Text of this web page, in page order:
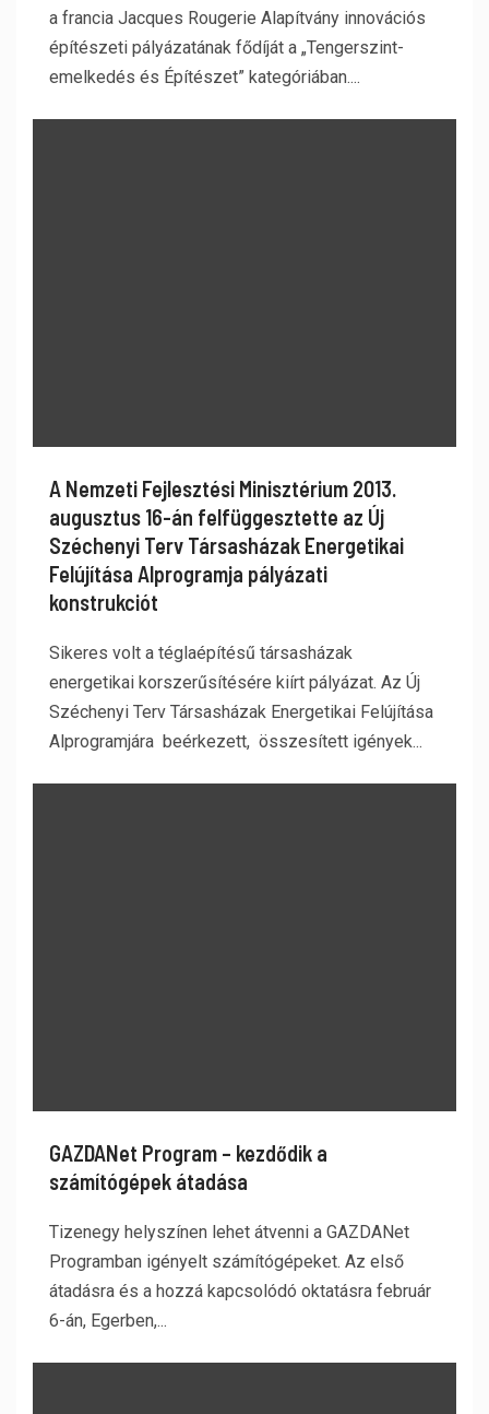
a francia Jacques Rougerie Alapítvány innovációs
építészeti pályázatának fődíját a „Tengerszint-
emelkedés és Építészet” kategóriában....
A Nemzeti Fejlesztési Minisztérium 2013.
augusztus 16-án felfüggesztette az Új
Széchenyi Terv Társasházak Energetikai
Felújítása Alprogramja pályázati
konstrukciót
Sikeres volt a téglaépítésű társasházak
energetikai korszerűsítésére kiírt pályázat. Az Új
Széchenyi Terv Társasházak Energetikai Felújítása
Alprogramjára beérkezett, összesített igények...
GAZDANet Program – kezdődik a
számítógépek átadása
Tizenegy helyszínen lehet átvenni a GAZDANet
Programban igényelt számítógépeket. Az első
átadásra és a hozzá kapcsolódó oktatásra február
6-án, Egerben,...